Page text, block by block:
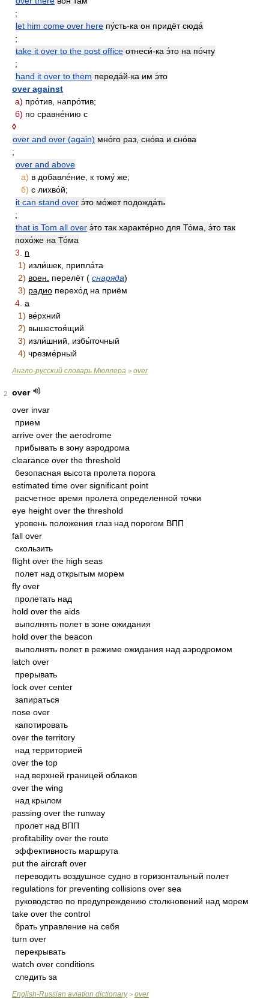
;
let him come over here пу́сть-ка он придёт сюда́
;
take it over to the post office отнеси́-ка э́то на по́чту
;
hand it over to them переда́й-ка им э́то
over against
а) про́тив, напро́тив;
б) по сравне́нию с
◊
over and over (again) мно́го раз, сно́ва и сно́ва
;
over and above
а) в добавле́ние, к тому́ же;
б) с лихво́й;
it can stand over э́то мо́жет подожда́ть
;
that is Tom all over э́то так характе́рно для То́ма, э́то так
похо́же на То́ма
3.
n
1) изли́шек, припла́та
2) воен. перелёт ( снаряда)
3) радио перехо́д на приём
4. a
1) ве́рхний
2) вышестоя́щий
3) изли́шний, избы́точный
4) чрезме́рный
Англо-русский словарь Мюллера > over
2
over
over invar
прием
arrive over the aerodrome
прибывать в зону аэродрома
clearance over the threshold
безопасная высота пролета порога
estimated time over significant point
расчетное время пролета определенной точки
eye height over the threshold
уровень положения глаз над порогом ВПП
fall over
скользить
flight over the high seas
полет над открытым морем
fly over
пролетать над
hold over the aids
выполнять полет в зоне ожидания
hold over the beacon
выполнять полет в режиме ожидания над аэродромом
latch over
прерывать
lock over center
запираться
nose over
капотировать
over the territory
над территорией
over the top
над верхней границей облаков
over the wing
над крылом
passing over the runway
пролет над ВПП
profitability over the route
эффективность маршрута
put the aircraft over
переводить воздушное судно в горизонтальный полет
regulations for preventing collisions over sea
руководство по предупреждению столкновений над морем
take over the control
брать управление на себя
turn over
перекрывать
watch over conditions
следить за
English-Russian aviation dictionary> over